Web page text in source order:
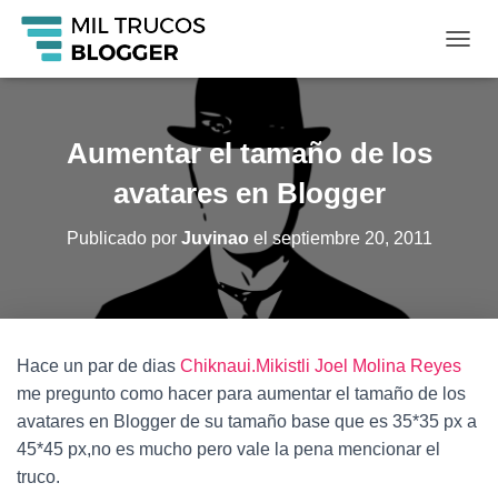
A
V
E
G
Aumentar el tamaño de los
avatares en Blogger
Publicado por Juvinao el septiembre 20, 2011
Hace un par de dias Chiknaui.Mikistli Joel Molina Reyes
me pregunto como hacer para aumentar el tamaño de los
avatares en Blogger de su tamaño base que es 35*35 px a
45*45 px,no es mucho pero vale la pena mencionar el
truco.